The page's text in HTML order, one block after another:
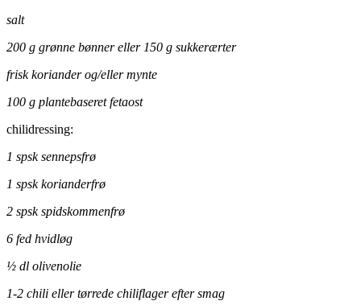
salt
200 g grønne bønner eller 150 g sukkerærter
frisk koriander og/eller mynte
100 g plantebaseret fetaost
chilidressing:
1 spsk sennepsfrø
1 spsk korianderfrø
2 spsk spidskommenfrø
6 fed hvidløg
½ dl olivenolie
1-2 chili eller tørrede chiliflager efter smag